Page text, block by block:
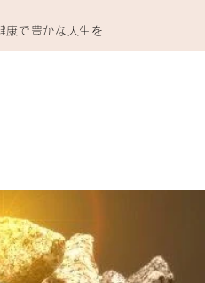
康で豊かな人生を